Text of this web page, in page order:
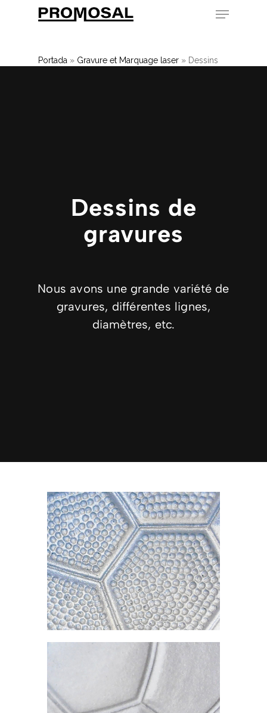
Portada » Gravure et Marquage laser » Dessins
Dessins de
gravures
Nous avons une grande variété de
gravures, différentes lignes,
diamètres, etc.